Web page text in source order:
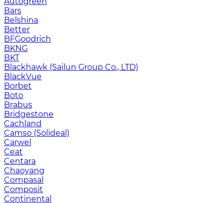
Bars
Belshina
Better
BFGoodrich
BKNG
BKT
Blackhawk (Sailun Group Co., LTD)
BlackVue
Borbet
Boto
Brabus
Bridgestone
Cachland
Camso (Solideal)
Carwel
Ceat
Centara
Chaoyang
Compasal
Composit
Continental